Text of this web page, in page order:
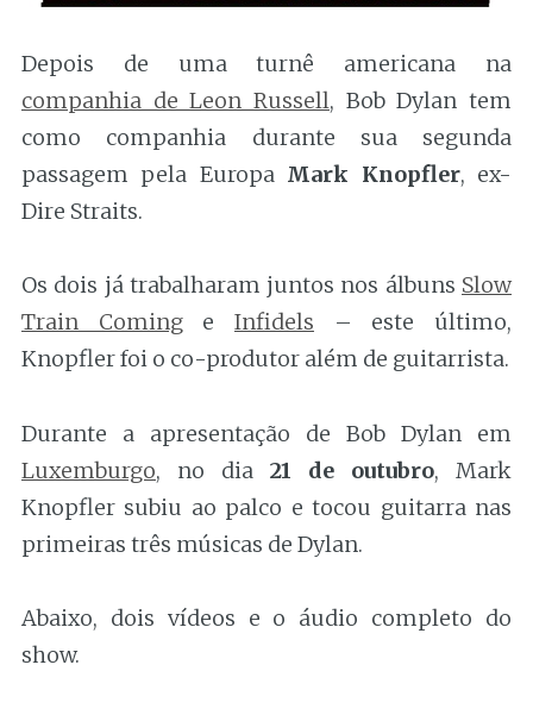
Depois de uma turnê americana na
companhia de Leon Russell, Bob Dylan tem
como companhia durante sua segunda
passagem pela Europa Mark Knopfler, ex-
Dire Straits.
Os dois já trabalharam juntos nos álbuns Slow
Train ComingeInfidels – este último,
Knopfler foi o co-produtor além de guitarrista.
Durante a apresentação de Bob Dylan em
Luxemburgo, no dia 21 de outubro, Mark
Knopfler subiu ao palco e tocou guitarra nas
primeiras três músicas de Dylan.
Abaixo, dois vídeos e o áudio completo do
show.